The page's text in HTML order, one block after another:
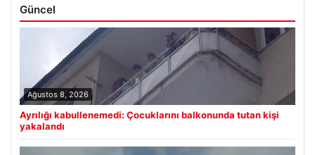
Güncel
Ağustos 8, 2026
Ayrılığı kabullenemedi: Çocuklarını balkonunda tutan kişi
yakalandı